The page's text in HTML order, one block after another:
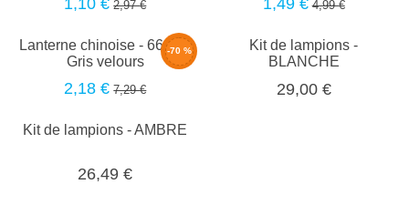
1,10 € 2,97 € 1,49 € 4,99 €
-70 %
Lanterne chinoise - 66cm -
Gris velours
2,18 € 7,29 €
Kit de lampions -
BLANCHE
29,00 €
Kit de lampions - AMBRE
26,49 €